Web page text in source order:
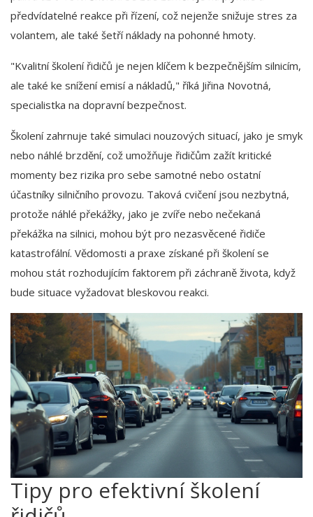
předvídatelné reakce při řízení, což nejenže snižuje stres za
volantem, ale také šetří náklady na pohonné hmoty.
"Kvalitní školení řidičů je nejen klíčem k bezpečnějším silnicím,
ale také ke snížení emisí a nákladů," říká Jiřina Novotná,
specialistka na dopravní bezpečnost.
Školení zahrnuje také simulaci nouzových situací, jako je smyk
nebo náhlé brzdění, což umožňuje řidičům zažít kritické
momenty bez rizika pro sebe samotné nebo ostatní
účastníky silničního provozu. Taková cvičení jsou nezbytná,
protože náhlé překážky, jako je zvíře nebo nečekaná
překážka na silnici, mohou být pro nezasvěcené řidiče
katastrofální. Vědomosti a praxe získané při školení se
mohou stát rozhodujícím faktorem při záchraně života, když
bude situace vyžadovat bleskovou reakci.
Tipy pro efektivní školení